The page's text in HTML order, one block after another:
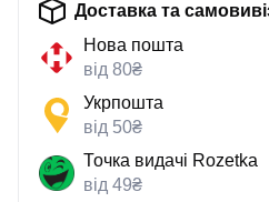
Доставка та
Нова пошта
від 80₴
Укрпошта
від 50₴
Точка видачі Rozetka
від 49₴